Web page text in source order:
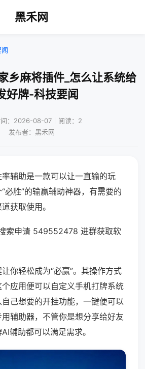
黑禾网
乡麻将插件_怎么让系统给
好牌-科技要闻
间：2026-08-07｜阅读：2
发布者：黑禾网
辅助是一款可以让一直输的玩
必胜”的输赢辅助神器，有需要的
获取使用。
索申请 549552478 进群获取软
你轻松成为“必赢”。其操作方式
应用便可以自定义手机打牌系统
己想要的开挂功能，一键便可以
辅助器，不管你是想分享给好友
辅助都可以满足需求。